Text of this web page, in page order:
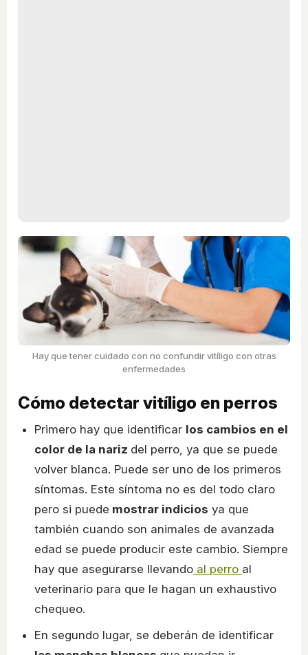
Hay que tener cuidado con no confundir vitíligo con otras
enfermedades
Cómo detectar vitíligo en perros
Primero hay que identificar los cambios en el
color de la nariz del perro, ya que se puede
volver blanca. Puede ser uno de los primeros
síntomas. Este síntoma no es del todo claro
pero si puede mostrar indicios ya que
también cuando son animales de avanzada
edad se puede producir este cambio. Siempre
hay que asegurarse llevando al perro al
veterinario para que le hagan un exhaustivo
chequeo.
En segundo lugar, se deberán de identificar